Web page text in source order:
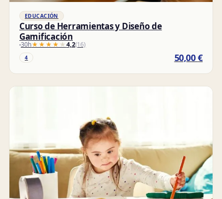
EDUCACIÓN
Curso de Herramientas y Diseño de
Gamificación
30h★★★★★
★★★★★4,2(16)
4 50,00€